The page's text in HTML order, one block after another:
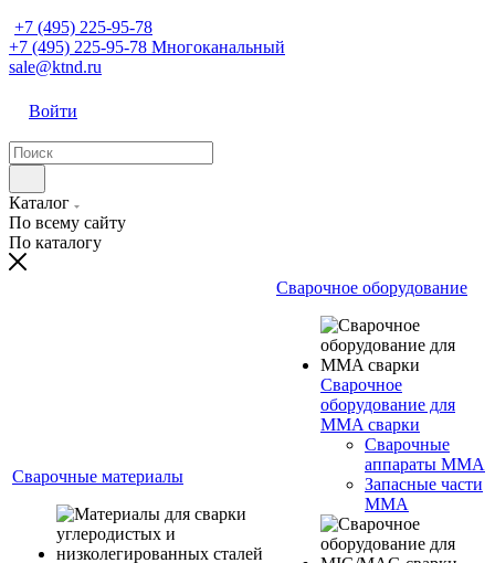
+7 (495) 225-95-78
+7 (495) 225-95-78 Многоканальный
sale@ktnd.ru
Войти
Каталог
По всему сайту
По каталогу
Сварочные материалы
Сварочное оборудование
Сварочное
оборудование для
MMA сварки
Сварочные
аппараты MMA
Запасные части
MMA